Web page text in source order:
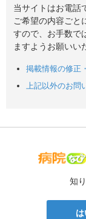
当サイトはお電話
ご希望の内容ごと
すので、お手数で
ますようお願いい
掲載情報の修正
上記以外のお問
知
は